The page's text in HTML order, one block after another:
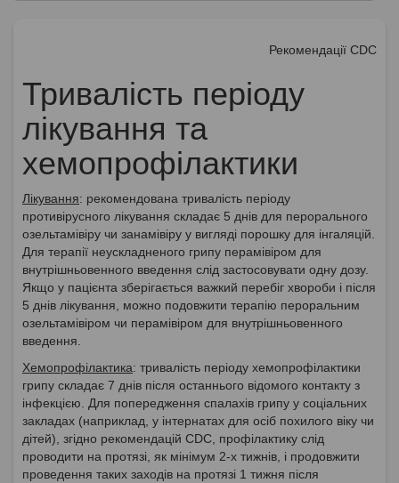
Рекомендації CDC
Тривалість періоду
лікування та
хемопрофілактики
Лікування: рекомендована тривалість періоду
противірусного лікування складає 5 днів для перорального
озельтамівіру чи занамівіру у вигляді порошку для інгаляцій.
Для терапії неускладненого грипу перамівіром для
внутрішньовенного введення слід застосовувати одну дозу.
Якщо у пацієнта зберігається важкий перебіг хвороби і після
5 днів лікування, можно подовжити терапію пероральним
озельтамівіром чи перамівіром для внутрішньовенного
введення.
Хемопрофілактика: тривалість періоду хемопрофілактики
грипу складає 7 днів після останнього відомого контакту з
інфекцією. Для попередження спалахів грипу у соціальних
закладах (наприклад, у інтернатах для осіб похилого віку чи
дітей), згідно рекомендацій CDC, профілактику слід
проводити на протязі, як мінімум 2-х тижнів, і продовжити
проведення таких заходів на протязі 1 тижня після